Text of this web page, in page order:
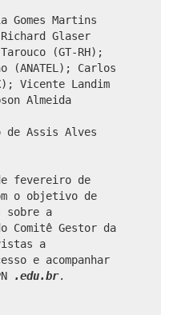
Gomes Martins
Richard Glaser
(GT-RH);
(ANATEL); Carlos
Vicente Landim
Almeida
de Assis Alves
fevereiro de
o objetivo de
sobre a
Comitê Gestor da
a
e acompanhar
.edu.br.